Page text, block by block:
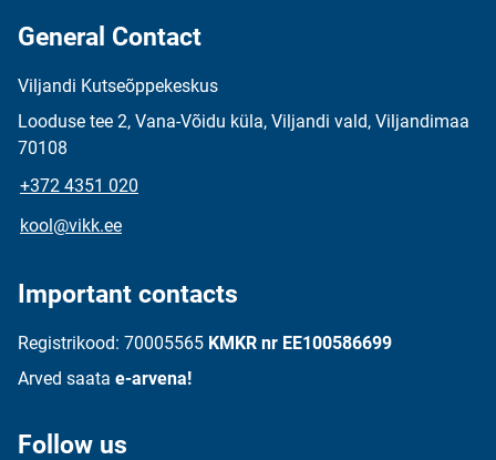
General Contact
Viljandi Kutseõppekeskus
Looduse tee 2, Vana-Võidu küla, Viljandi vald, Viljandimaa
70108
+372 4351 020
kool@vikk.ee
Important contacts
Registrikood: 70005565 KMKR nr EE100586699
Arved saata e-arvena!
Follow us